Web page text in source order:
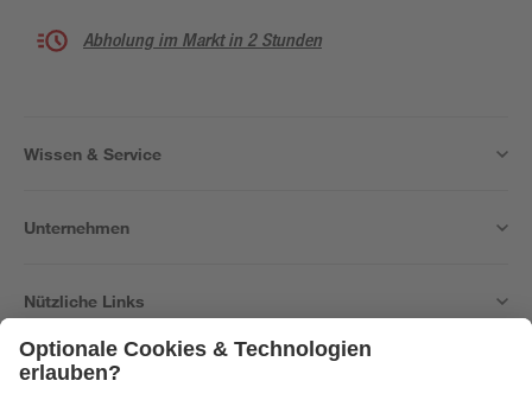
Abholung im Markt in 2 Stunden
Wissen & Service
Unternehmen
Nützliche Links